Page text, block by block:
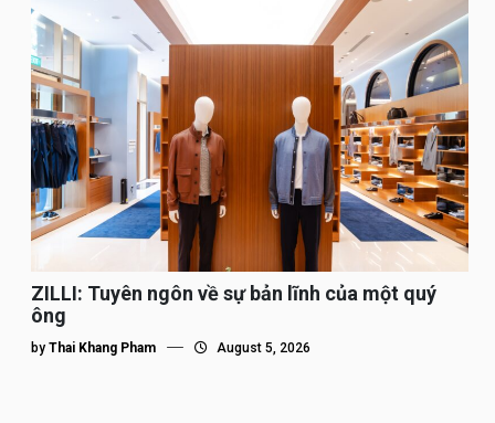
ZILLI: Tuyên ngôn về sự bản lĩnh của một quý
ông
by Thai Khang Pham August 5, 2026